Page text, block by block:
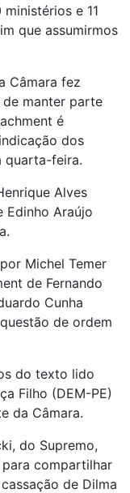
e 11
que assumirmos
Câmara fez
de manter parte
é
dos
quarta-feira.
Alves
Edinho Araújo
Michel Temer
de Fernando
Cunha
de ordem
do texto lido
Filho (DEM-PE)
da Câmara.
do Supremo,
compartilhar
de Dilma